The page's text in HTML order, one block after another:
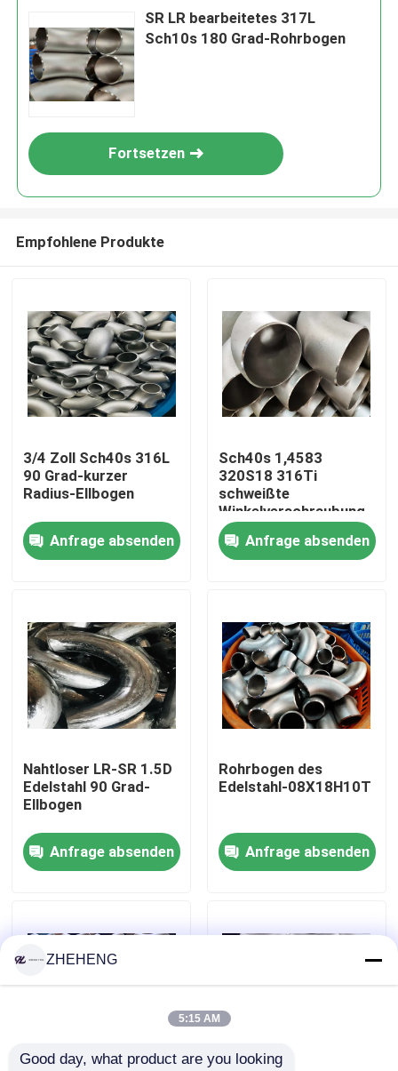
Haus
Über uns
Fabrik-Ausflug
Qualitätskontrolle
Company News
Edelstahlrohrt-stück
SR LR bearbeitetes 317L
Sch10s 180 Grad-Rohrbogen
Fortsetzen
Empfohlene Produkte
3/4 Zoll Sch40s 316L
90 Grad-kurzer
Radius-Ellbogen
Anfrage absenden
Sch40s 1,4583
320S18 316Ti
schweißte
Winkelverschraubung
Anfrage absenden
Nahtloser LR-SR 1.5D
Edelstahl 90 Grad-
Ellbogen
Anfrage absenden
Rohrbogen des
Edelstahl-08Х18Н10Т
Anfrage absenden
ZHEHENG
5:15 AM
Good day, what product are you looking